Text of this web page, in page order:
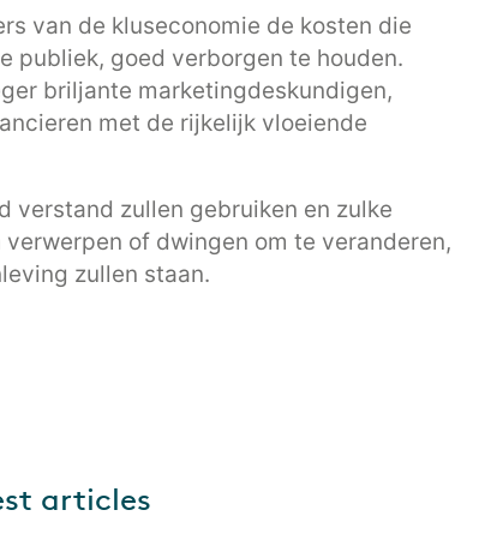
van de kluseconomie de kosten die
publiek, goed verborgen te houden.
briljante marketingdeskundigen,
met de rijkelijk vloeiende
verstand zullen gebruiken en zulke
of dwingen om te veranderen,
zullen staan.
articles